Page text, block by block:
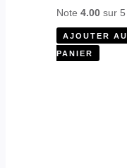
Note4.00 sur 5
AJOUTER AU
PANIER